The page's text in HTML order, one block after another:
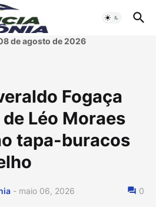
de agosto de 2026
Fogaça
Léo Moraes
tapa-buracos
- maio 06, 2026 0